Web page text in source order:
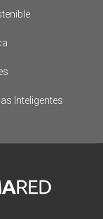
Inteligentes